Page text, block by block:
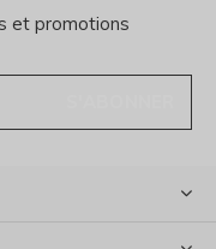
et promotions